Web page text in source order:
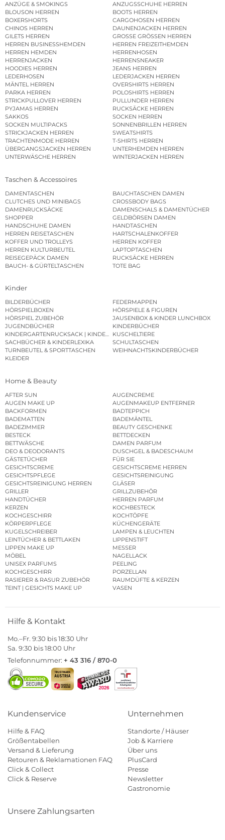
ANZÜGE & SMOKINGS
ANZUGSSCHUHE HERREN
BLOUSON HERREN
BOOTS HERREN
BOXERSHORTS
CARGOHOSEN HERREN
CHINOS HERREN
DAUNENJACKEN HERREN
GILETS HERREN
GROSSE GRÖSSEN HERREN
HERREN BUSINESSHEMDEN
HERREN FREIZEITHEMDEN
HERREN HEMDEN
HERRENHOSEN
HERRENJACKEN
HERRENSNEAKER
HOODIES HERREN
JEANS HERREN
LEDERHOSEN
LEDERJACKEN HERREN
MÄNTEL HERREN
OVERSHIRTS HERREN
PARKA HERREN
POLOSHIRTS HERREN
STRICKPULLOVER HERREN
PULLUNDER HERREN
PYJAMAS HERREN
RUCKSÄCKE HERREN
SAKKOS
SOCKEN HERREN
SOCKEN MULTIPACKS
SONNENBRILLEN HERREN
STRICKJACKEN HERREN
SWEATSHIRTS
TRACHTENMODE HERREN
T-SHIRTS HERREN
ÜBERGANGSJACKEN HERREN
UNTERHEMDEN HERREN
UNTERWÄSCHE HERREN
WINTERJACKEN HERREN
Taschen & Accessoires
DAMENTASCHEN
BAUCHTASCHEN DAMEN
CLUTCHES UND MINIBAGS
CROSSBODY BAGS
DAMENRUCKSÄCKE
DAMENSCHALS & DAMENTÜCHER
SHOPPER
GELDBÖRSEN DAMEN
HANDSCHUHE DAMEN
HANDTASCHEN
HERREN REISETASCHEN
HARTSCHALENKOFFER
KOFFER UND TROLLEYS
HERREN KOFFER
HERREN KULTURBEUTEL
LAPTOPTASCHEN
REISEGEPÄCK DAMEN
RUCKSÄCKE HERREN
BAUCH- & GÜRTELTASCHEN
TOTE BAG
Kinder
BILDERBÜCHER
FEDERMAPPEN
HÖRSPIELBOXEN
HÖRSPIELE & FIGUREN
HÖRSPIEL ZUBEHÖR
JAUSENBOX & KINDER LUNCHBOX
JUGENDBÜCHER
KINDERBÜCHER
KINDERGARTENRUCKSACK | KINDERGARTENBEUTEL
KUSCHELTIERE
SACHBÜCHER & KINDERLEXIKA
SCHULTASCHEN
TURNBEUTEL & SPORTTASCHEN
WEIHNACHTSKINDERBÜCHER
KLEIDER
Home & Beauty
AFTER SUN
AUGENCREME
AUGEN MAKE UP
AUGENMAKEUP ENTFERNER
BACKFORMEN
BADTEPPICH
BADEMATTEN
BADEMÄNTEL
BADEZIMMER
BEAUTY GESCHENKE
BESTECK
BETTDECKEN
BETTWÄSCHE
DAMEN PARFUM
DEO & DEODORANTS
DUSCHGEL & BADESCHAUM
GÄSTETÜCHER
FÜR SIE
GESICHTSCREME
GESICHTSCREME HERREN
GESICHTSPFLEGE
GESICHTSREINIGUNG
GESICHTSREINIGUNG HERREN
GLÄSER
GRILLER
GRILLZUBEHÖR
HANDTÜCHER
HERREN PARFUM
KERZEN
KOCHBESTECK
KOCHGESCHIRR
KOCHTÖPFE
KÖRPERPFLEGE
KÜCHENGERÄTE
KUGELSCHREIBER
LAMPEN & LEUCHTEN
LEINTÜCHER & BETTLAKEN
LIPPENSTIFT
LIPPEN MAKE UP
MESSER
MÖBEL
NAGELLACK
UNISEX PARFUMS
PEELING
KOCHGESCHIRR
PORZELLAN
RASIERER & RASUR ZUBEHÖR
RAUMDÜFTE & KERZEN
TEINT | GESICHTS MAKE UP
VASEN
Hilfe & Kontakt
Mo.–Fr. 9:30 bis 18:30 Uhr
Sa. 9:30 bis 18:00 Uhr
Telefonnummer: + 43 316 / 870-0
Kundenservice
Hilfe & FAQ
Größentabellen
Versand & Lieferung
Retouren & Reklamationen FAQ
Click & Collect
Click & Reserve
Unternehmen
Standorte / Häuser
Job & Karriere
Über uns
PlusCard
Presse
Newsletter
Gastronomie
Unsere Zahlungsarten